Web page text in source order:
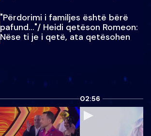
"Përdorimi i familjes është bërë
pafund…"/ Heidi qetëson Romeon:
Nëse ti je i qetë, ata qetësohen
02:56